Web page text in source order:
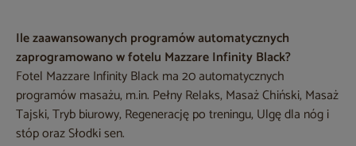
Ile zaawansowanych programów automatycznych
zaprogramowano w fotelu Mazzare Infinity Black?
Fotel Mazzare Infinity Black ma 20 automatycznych
programów masażu, m.in. Pełny Relaks, Masaż Chiński, Masaż
Tajski, Tryb biurowy, Regenerację po treningu, Ulgę dla nóg i
stóp oraz Słodki sen.